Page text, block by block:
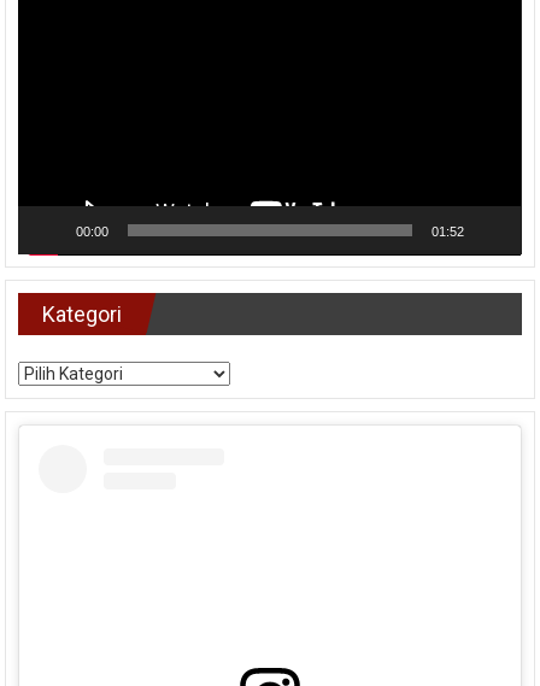
00:00 01:52
Kategori
Kategori